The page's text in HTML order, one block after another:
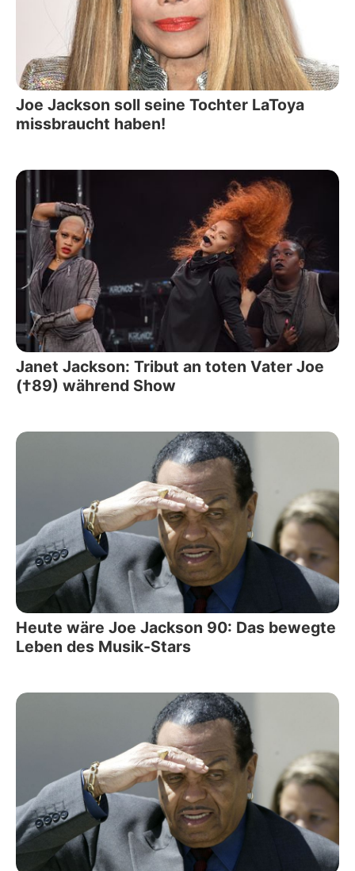
Joe Jackson soll seine Tochter LaToya
missbraucht haben!
Janet Jackson: Tribut an toten Vater Joe
(†89) während Show
Heute wäre Joe Jackson 90: Das bewegte
Leben des Musik-Stars